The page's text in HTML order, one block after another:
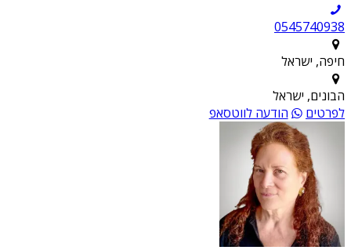
0545740938
חיפה, ישראל
הבונים, ישראל
לפרטים
הודעה לווטסאפ